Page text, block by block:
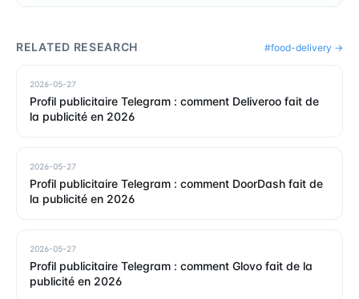
RELATED RESEARCH #food-delivery →
2026-05-27
Profil publicitaire Telegram : comment Deliveroo fait de
la publicité en 2026
2026-05-27
Profil publicitaire Telegram : comment DoorDash fait de
la publicité en 2026
2026-05-27
Profil publicitaire Telegram : comment Glovo fait de la
publicité en 2026